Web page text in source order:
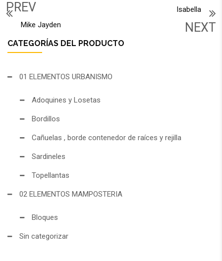
PREV
Mike Jayden
Isabella
NEXT
CATEGORÍAS DEL PRODUCTO
01 ELEMENTOS URBANISMO
Adoquines y Losetas
Bordillos
Cañuelas , borde contenedor de raíces y rejilla
Sardineles
Topellantas
02 ELEMENTOS MAMPOSTERIA
Bloques
Sin categorizar